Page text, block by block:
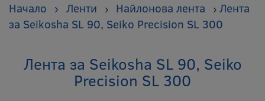
Начало › Ленти › Найлонова лента › Лента
за Seikosha SL 90, Seiko Precision SL 300
Лента за Seikosha SL 90, Seiko
Precision SL 300